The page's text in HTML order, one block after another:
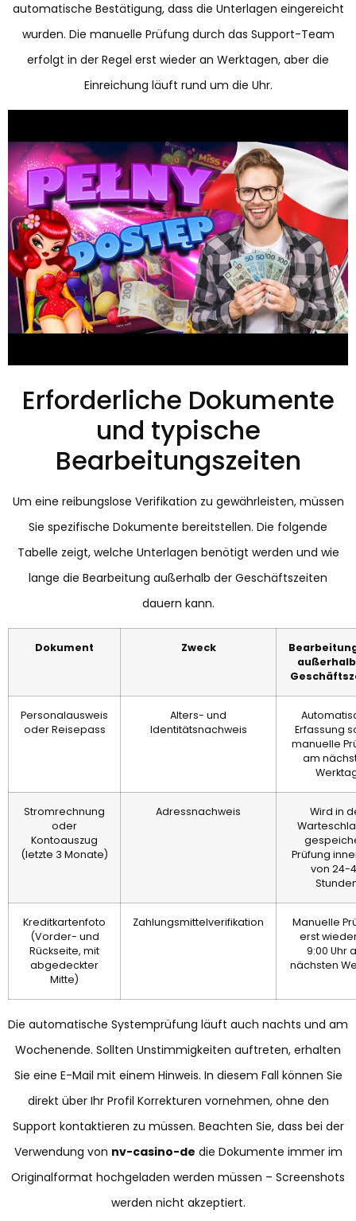
automatische Bestätigung, dass die Unterlagen eingereicht
wurden. Die manuelle Prüfung durch das Support-Team
erfolgt in der Regel erst wieder an Werktagen, aber die
Einreichung läuft rund um die Uhr.
Erforderliche Dokumente
und typische
Bearbeitungszeiten
Um eine reibungslose Verifikation zu gewährleisten, müssen
Sie spezifische Dokumente bereitstellen. Die folgende
Tabelle zeigt, welche Unterlagen benötigt werden und wie
lange die Bearbeitung außerhalb der Geschäftszeiten
dauern kann.
Dokument Zweck
Personalausweis
oder Reisepass
Alters- und
Identitätsnachweis
Erfassung
manuelle
am
Stromrechnung
oder
Kontoauszug
(letzte 3 Monate)
Adressnachweis
Wird in
Prüfung
von 24-
Kreditkartenfoto
(Vorder- und
Rückseite, mit
abgedeckter
Mitte)
Zahlungsmittelverifikation
Manuelle
erst
9:00 Uhr
nächsten
Die automatische Systemprüfung läuft auch nachts und am
Wochenende. Sollten Unstimmigkeiten auftreten, erhalten
Sie eine E-Mail mit einem Hinweis. In diesem Fall können Sie
direkt über Ihr Profil Korrekturen vornehmen, ohne den
Support kontaktieren zu müssen. Beachten Sie, dass bei der
Verwendung von nv-casino-de die Dokumente immer im
Originalformat hochgeladen werden müssen – Screenshots
werden nicht akzeptiert.